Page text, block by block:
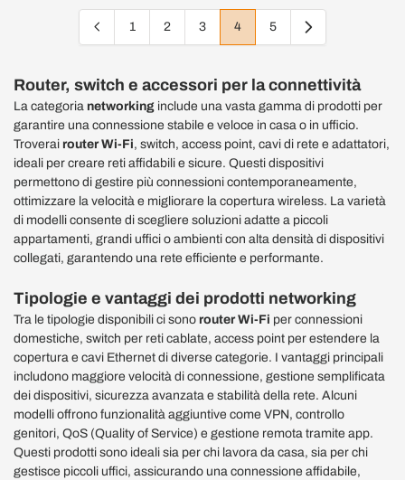
Pagina
1
Pagina
2
Pagina
3
Attualmente stai leggendo la
4
Pagina
5
Router, switch e accessori per la connettività
La categoria networking include una vasta gamma di prodotti per
garantire una connessione stabile e veloce in casa o in ufficio.
Troverai router Wi-Fi, switch, access point, cavi di rete e adattatori,
ideali per creare reti affidabili e sicure. Questi dispositivi
permettono di gestire più connessioni contemporaneamente,
ottimizzare la velocità e migliorare la copertura wireless. La varietà
di modelli consente di scegliere soluzioni adatte a piccoli
appartamenti, grandi uffici o ambienti con alta densità di dispositivi
collegati, garantendo una rete efficiente e performante.
Tipologie e vantaggi dei prodotti networking
Tra le tipologie disponibili ci sono router Wi-Fi per connessioni
domestiche, switch per reti cablate, access point per estendere la
copertura e cavi Ethernet di diverse categorie. I vantaggi principali
includono maggiore velocità di connessione, gestione semplificata
dei dispositivi, sicurezza avanzata e stabilità della rete. Alcuni
modelli offrono funzionalità aggiuntive come VPN, controllo
genitori, QoS (Quality of Service) e gestione remota tramite app.
Questi prodotti sono ideali sia per chi lavora da casa, sia per chi
gestisce piccoli uffici, assicurando una connessione affidabile,